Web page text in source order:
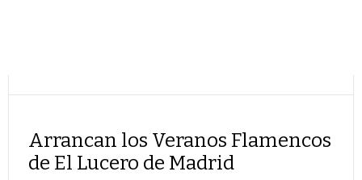
Arrancan los Veranos Flamencos
de El Lucero de Madrid